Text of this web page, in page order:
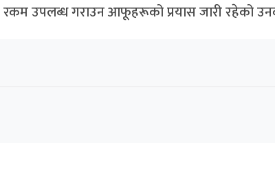
उपलब्ध गराउन आफूहरूको प्रयास जारी रहेको